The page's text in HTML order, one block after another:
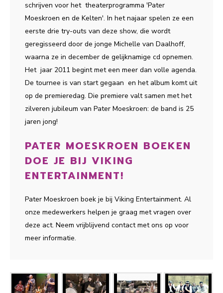
schrijven voor het theaterprogramma 'Pater
Moeskroen en de Kelten'. In het najaar spelen ze een
eerste drie try-outs van deze show, die wordt
geregisseerd door de jonge Michelle van Daalhoff,
waarna ze in december de gelijknamige cd opnemen.
Het jaar 2011 begint met een meer dan volle agenda.
De tournee is van start gegaan en het album komt uit
op de premieredag. Die premiere valt samen met het
zilveren jubileum van Pater Moeskroen: de band is 25
jaren jong!
PATER MOESKROEN BOEKEN
DOE JE BIJ VIKING
ENTERTAINMENT!
Pater Moeskroen boek je bij Viking Entertainment. Al
onze medewerkers helpen je graag met vragen over
deze act. Neem vrijblijvend contact met ons op voor
meer informatie.